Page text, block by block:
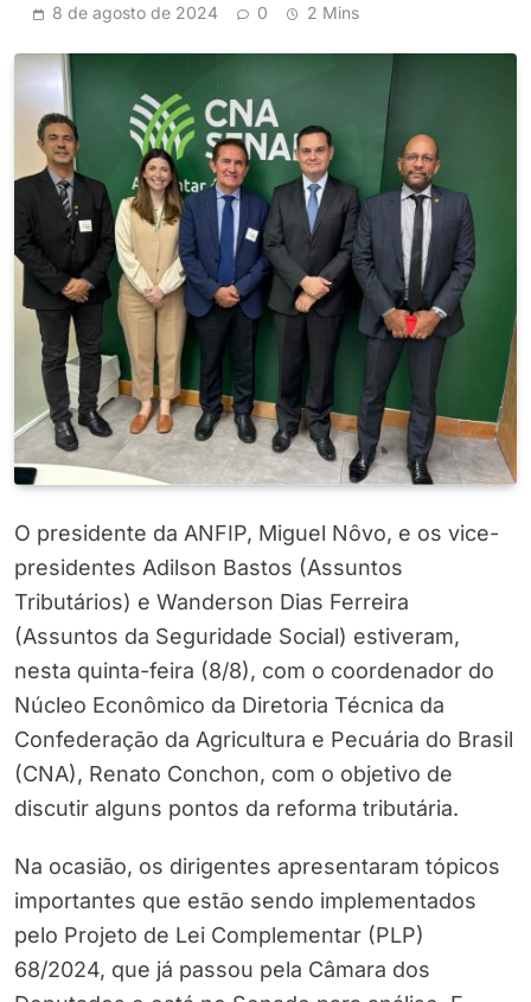
8 de agosto de 2024 0 2 Mins
O presidente da ANFIP, Miguel Nôvo, e os vice-
presidentes Adilson Bastos (Assuntos
Tributários) e Wanderson Dias Ferreira
(Assuntos da Seguridade Social) estiveram,
nesta quinta-feira (8/8), com o coordenador do
Núcleo Econômico da Diretoria Técnica da
Confederação da Agricultura e Pecuária do Brasil
(CNA), Renato Conchon, com o objetivo de
discutir alguns pontos da reforma tributária.
Na ocasião, os dirigentes apresentaram tópicos
importantes que estão sendo implementados
pelo Projeto de Lei Complementar (PLP)
68/2024, que já passou pela Câmara dos